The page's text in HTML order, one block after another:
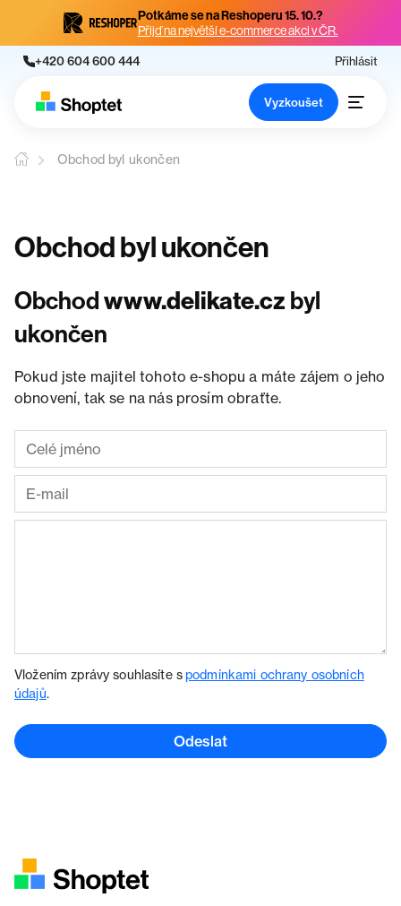
Potkáme se na Reshoperu 15. 10.?
Přijď na největší e-commerce akci v ČR.
+420 604 600 444 Přihlásit
Vyzkoušet
Obchod byl ukončen
Obchod byl ukončen
Obchodwww.delikate.cz byl
ukončen
Pokud jste majitel tohoto e-shopu a máte zájem o jeho
obnovení, tak se na nás prosím obraťte.
Vložením zprávy souhlasíte spodmínkami ochrany osobních
údajů.
Odeslat